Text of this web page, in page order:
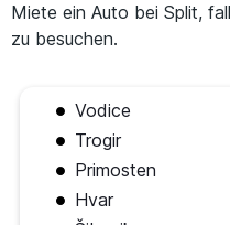
Miete ein Auto bei Split,
zu besuchen.
Vodice
Trogir
Primosten
Hvar